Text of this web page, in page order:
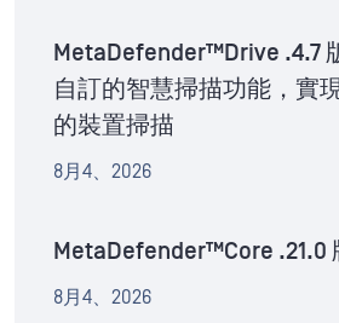
MetaDefender™Drive .4.7
自訂的智慧掃描功能，實
的裝置掃描
8月4、2026
MetaDefender™Core .21.0
8月4、2026